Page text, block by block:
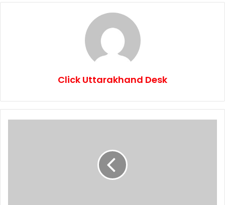
Click Uttarakhand Desk